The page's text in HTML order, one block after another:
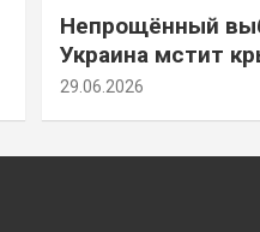
Непрощённый
Украина мстит
за их
29.06.2026